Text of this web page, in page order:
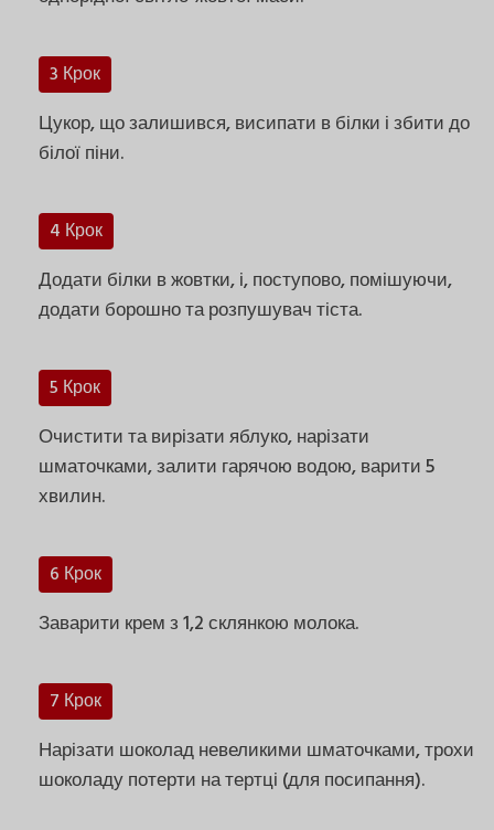
3 Крок
Цукор, що залишився, висипати в білки і збити до
білої піни.
4 Крок
Додати білки в жовтки, і, поступово, помішуючи,
додати борошно та розпушувач тіста.
5 Крок
Очистити та вирізати яблуко, нарізати
шматочками, залити гарячою водою, варити 5
хвилин.
6 Крок
Заварити крем з 1,2 склянкою молока.
7 Крок
Нарізати шоколад невеликими шматочками, трохи
шоколаду потерти на тертці (для посипання).